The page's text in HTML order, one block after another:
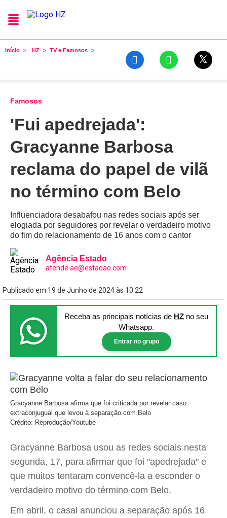
Início HZ TV e Famosos
Famosos
'Fui apedrejada':
Gracyanne Barbosa
reclama do papel de vilã
no término com Belo
Influenciadora desabafou nas redes sociais após ser
elogiada por seguidores por revelar o verdadeiro motivo
do fim do relacionamento de 16 anos com o cantor
Agência Estado
atende.ae@estadao.com
Publicado em 19 de Junho de 2024 às 10:22
Receba as principais notícias de HZ no seu
Whatsapp.
Entrar no grupo
Gracyanne Barbosa afirma que foi criticada por revelar caso
extraconjugual que levou à separação com Belo
Crédito: Reprodução/Youtube
Gracyanne Barbosa usou as redes sociais nesta
segunda, 17, para afirmar que foi "apedrejada" e
que muitos tentaram convencê-la a esconder o
verdadeiro motivo do término com Belo.
Em abril, o casal anunciou a separação após 16